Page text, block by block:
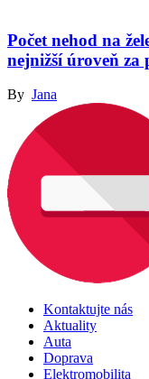
Počet nehod na
nejnižší úroveň za
By Jana
Kontaktujte nás
Aktuality
Auta
Doprava
Elektromobilita